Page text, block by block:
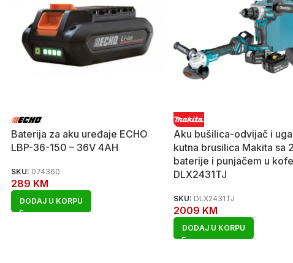
Baterija za aku uređaje ECHO
LBP-36-150 – 36V 4AH
SKU: 074360
289 KM
DODAJ U KORPU
Aku bušilica-odvijač i
kutna brusilica Makita sa 2
baterije i punjačem u
DLX2431TJ
SKU: DLX2431TJ
2009 KM
DODAJ U KORPU